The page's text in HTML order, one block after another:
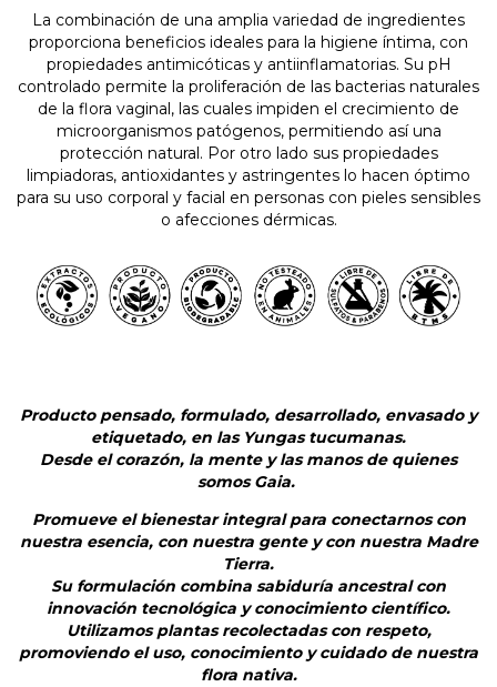
La combinación de una amplia variedad de ingredientes
proporciona beneficios ideales para la higiene íntima, con
propiedades antimicóticas y antiinflamatorias. Su pH
controlado permite la proliferación de las bacterias naturales
de la flora vaginal, las cuales impiden el crecimiento de
microorganismos patógenos, permitiendo así una
protección natural. Por otro lado sus propiedades
limpiadoras, antioxidantes y astringentes lo hacen óptimo
para su uso corporal y facial en personas con pieles sensibles
o afecciones dérmicas.
Producto pensado, formulado, desarrollado, envasado y
etiquetado, en las Yungas tucumanas.
Desde el corazón, la mente y las manos de quienes
somos Gaia.
Promueve el bienestar integral para conectarnos con
nuestra esencia, con nuestra gente y con nuestra Madre
Tierra.
Su formulación combina sabiduría ancestral con
innovación tecnológica y conocimiento científico.
Utilizamos plantas recolectadas con respeto,
promoviendo el uso, conocimiento y cuidado de nuestra
flora nativa.